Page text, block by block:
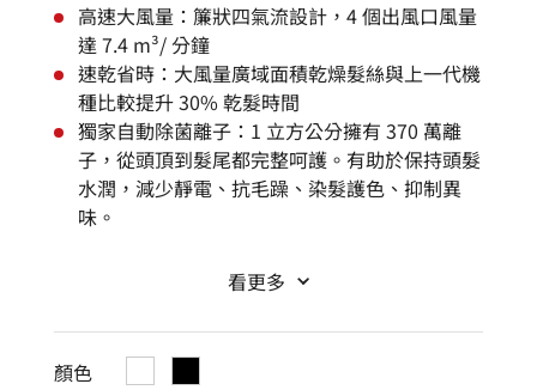
高速大風量：簾狀四氣流設計，4 個出風口風量
達 7.4 m³/ 分鐘
速乾省時：大風量廣域面積乾燥髮絲與上一代機
種比較提升 30% 乾髮時間
獨家自動除菌離子：1 立方公分擁有 370 萬離
子，從頭頂到髮尾都完整呵護。有助於保持頭髮
水潤，減少靜電、抗毛躁、染髮護色、抑制異
味。
看更多
顏色